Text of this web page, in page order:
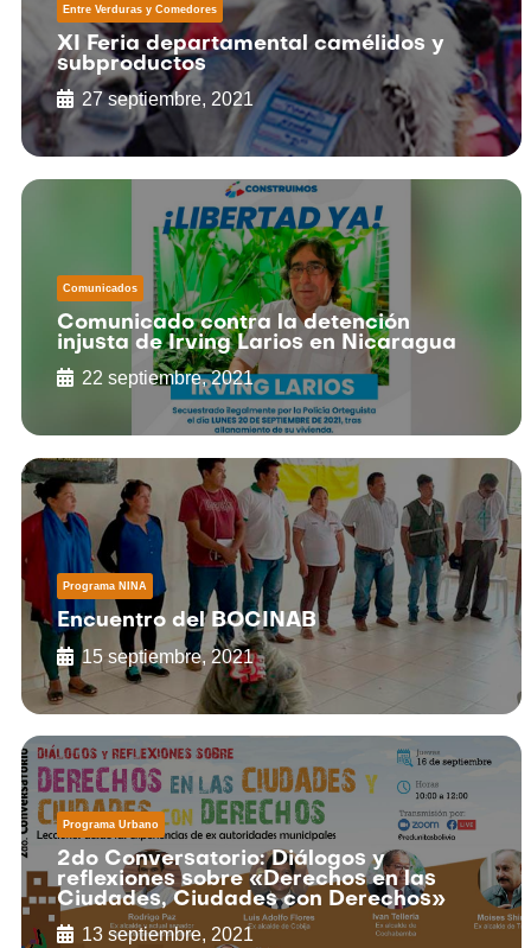
Entre Verduras y Comedores
XI Feria departamental camélidos y
subproductos
27 septiembre, 2021
Comunicados
Comunicado contra la detención
injusta de Irving Larios en Nicaragua
22 septiembre, 2021
Programa NINA
Encuentro del BOCINAB
15 septiembre, 2021
Programa Urbano
2do Conversatorio: Diálogos y
reflexiones sobre «Derechos en las
Ciudades, Ciudades con Derechos»
13 septiembre, 2021